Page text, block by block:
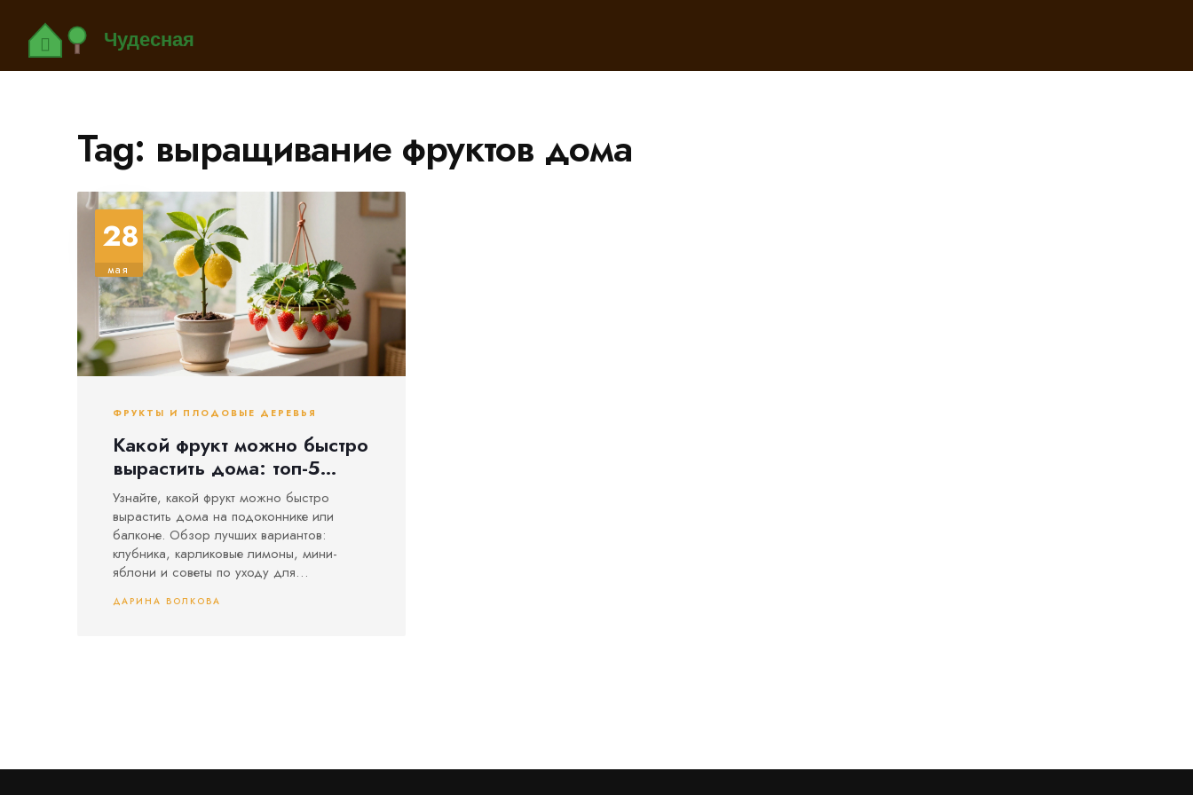
Tag: выращивание фруктов дома
28
мая
ФРУКТЫ И ПЛОДОВЫЕ ДЕРЕВЬЯ
Какой фрукт можно быстро
вырастить дома: топ-5
вариантов для балкона и
подоконника
Узнайте, какой фрукт можно быстро
вырастить дома на подоконнике или
балконе. Обзор лучших вариантов:
клубника, карликовые лимоны, мини-
яблони и советы по уходу для
ДАРИНА ВОЛКОВА